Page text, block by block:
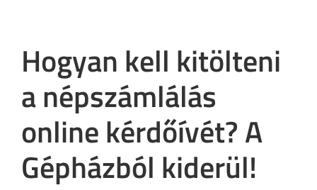
Hogyan kell kitölteni
a népszámlálás
online kérdőívét? A
Gépházból kiderül!